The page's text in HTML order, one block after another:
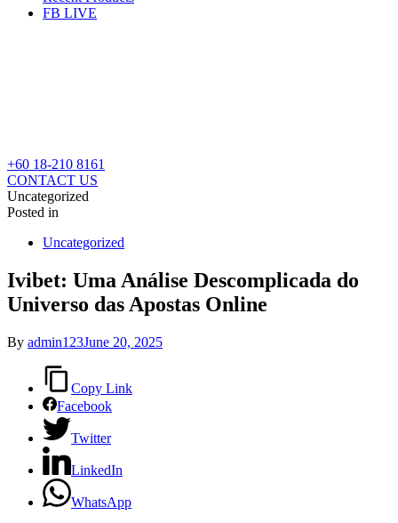
FB LIVE
+60 18-210 8161
CONTACT US
Uncategorized
Posted in
Uncategorized
Ivibet: Uma Análise Descomplicada do
Universo das Apostas Online
By admin123June 20, 2025
Copy Link
Facebook
Twitter
LinkedIn
WhatsApp